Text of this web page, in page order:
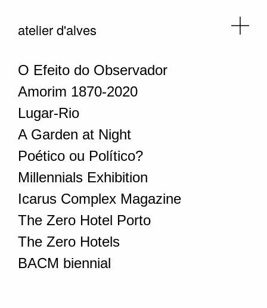
atelier d'alves
O Efeito do Observador
Amorim 1870-2020
Lugar-Rio
A Garden at Night
Poético ou Político?
Millennials Exhibition
Icarus Complex Magazine
The Zero Hotel Porto
The Zero Hotels
BACM biennial